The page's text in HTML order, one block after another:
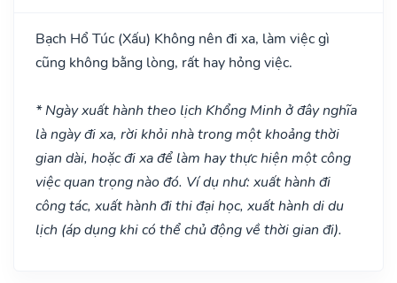
Bạch Hổ Túc (Xấu) Không nên đi xa, làm việc gì
cũng không bằng lòng, rất hay hỏng việc.
* Ngày xuất hành theo lịch Khổng Minh ở đây nghĩa
là ngày đi xa, rời khỏi nhà trong một khoảng thời
gian dài, hoặc đi xa để làm hay thực hiện một công
việc quan trọng nào đó. Ví dụ như: xuất hành đi
công tác, xuất hành đi thi đại học, xuất hành di du
lịch (áp dụng khi có thể chủ động về thời gian đi).